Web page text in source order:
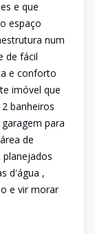
e que
espaço
num
de fácil
e conforto
imóvel que
banheiros
para
de
d'água ,
e vir morar